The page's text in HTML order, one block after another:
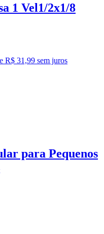
1 Vel1/2x1/8
R$ 31,99 sem juros
para Pequenos